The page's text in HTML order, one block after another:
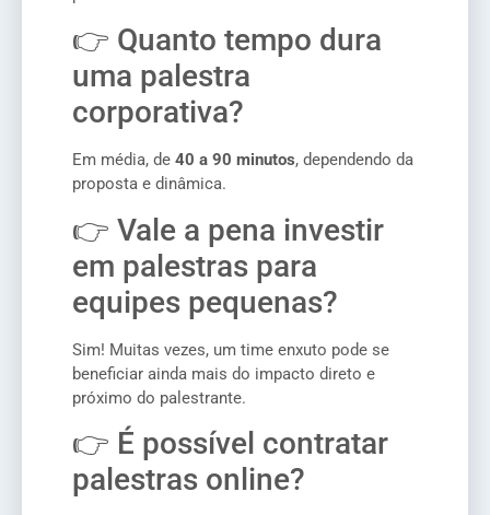
👉 Quanto tempo dura
uma palestra
corporativa?
Em média, de 40 a 90 minutos, dependendo da
proposta e dinâmica.
👉 Vale a pena investir
em palestras para
equipes pequenas?
Sim! Muitas vezes, um time enxuto pode se
beneficiar ainda mais do impacto direto e
próximo do palestrante.
👉 É possível contratar
palestras online?